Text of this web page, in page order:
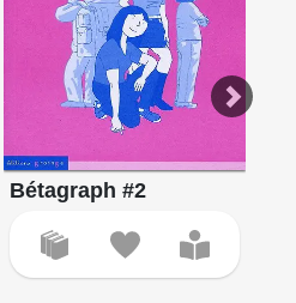
Bétagraph #2